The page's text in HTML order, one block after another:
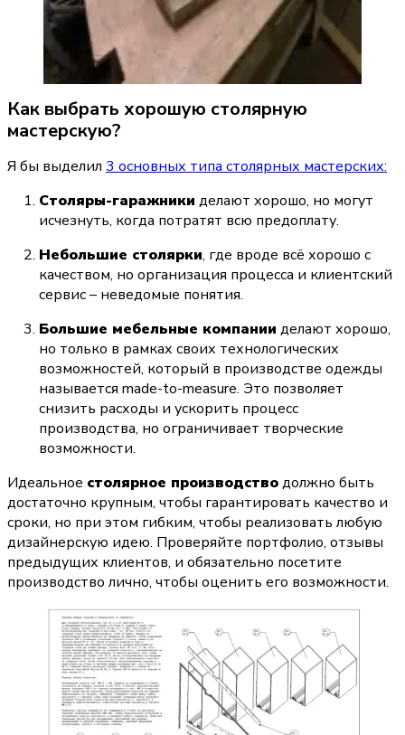
Как выбрать хорошую столярную
мастерскую?
Я бы выделил 3 основных типа столярных мастерских:
Столяры-гаражники делают хорошо, но могут
исчезнуть, когда потратят всю предоплату.
Небольшие столярки, где вроде всё хорошо с
качеством, но организация процесса и клиентский
сервис – неведомые понятия.
Большие мебельные компании делают хорошо,
но только в рамках своих технологических
возможностей, который в производстве одежды
называется made-to-measure. Это позволяет
снизить расходы и ускорить процесс
производства, но ограничивает творческие
возможности.
Идеальное столярное производство должно быть
достаточно крупным, чтобы гарантировать качество и
сроки, но при этом гибким, чтобы реализовать любую
дизайнерскую идею. Проверяйте портфолио, отзывы
предыдущих клиентов, и обязательно посетите
производство лично, чтобы оценить его возможности.